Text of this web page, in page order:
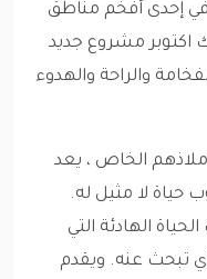
اكتوبر مشروع جديد
والراحة والهدوء
الخاص ، يعد
بأسلوب حياة لا مثيل له.
الهادئة التي
تبحث عنه. ويقدم